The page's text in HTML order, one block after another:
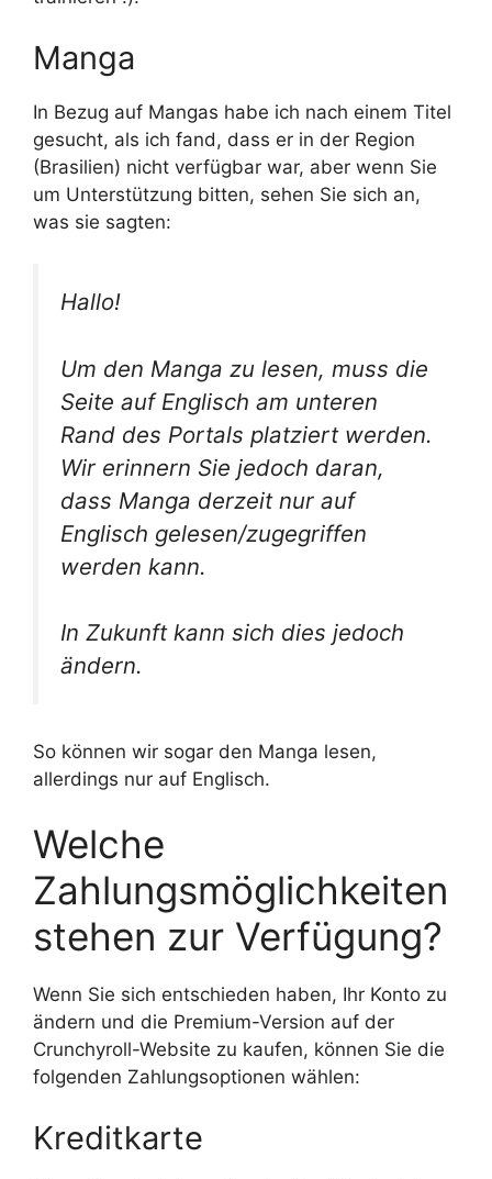
Manga
In Bezug auf Mangas habe ich nach einem Titel
gesucht, als ich fand, dass er in der Region
(Brasilien) nicht verfügbar war, aber wenn Sie
um Unterstützung bitten, sehen Sie sich an,
was sie sagten:
Hallo!
Um den Manga zu lesen, muss die
Seite auf Englisch am unteren
Rand des Portals platziert werden.
Wir erinnern Sie jedoch daran,
dass Manga derzeit nur auf
Englisch gelesen/zugegriffen
werden kann.
In Zukunft kann sich dies jedoch
ändern.
So können wir sogar den Manga lesen,
allerdings nur auf Englisch.
Welche
Zahlungsmöglichkeiten
stehen zur Verfügung?
Wenn Sie sich entschieden haben, Ihr Konto zu
ändern und die Premium-Version auf der
Crunchyroll-Website zu kaufen, können Sie die
folgenden Zahlungsoptionen wählen:
Kreditkarte